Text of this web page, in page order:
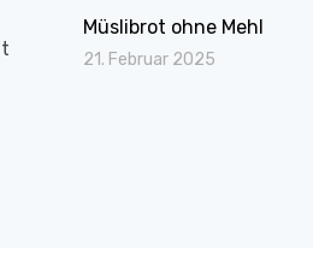
Müslibrot ohne Mehl
21. Februar 2025